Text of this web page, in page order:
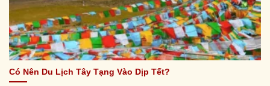
Có Nên Du Lịch Tây Tạng Vào Dịp Tết?